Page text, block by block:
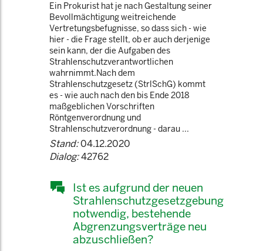
Ein Prokurist hat je nach Gestaltung seiner
Bevollmächtigung weitreichende
Vertretungsbefugnisse, so dass sich - wie
hier - die Frage stellt, ob er auch derjenige
sein kann, der die Aufgaben des
Strahlenschutzverantwortlichen
wahrnimmt.Nach dem
Strahlenschutzgesetz (StrlSchG) kommt
es - wie auch nach den bis Ende 2018
maßgeblichen Vorschriften
Röntgenverordnung und
Strahlenschutzverordnung - darau ...
Stand:04.12.2020
Dialog:42762
Ist es aufgrund der neuen
Strahlenschutzgesetzgebung
notwendig, bestehende
Abgrenzungsverträge neu
abzuschließen?